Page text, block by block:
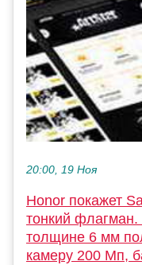
20:00, 19 Ноя
Honor покажет
тонкий
толщине 6 мм
камеру 200 Мп,